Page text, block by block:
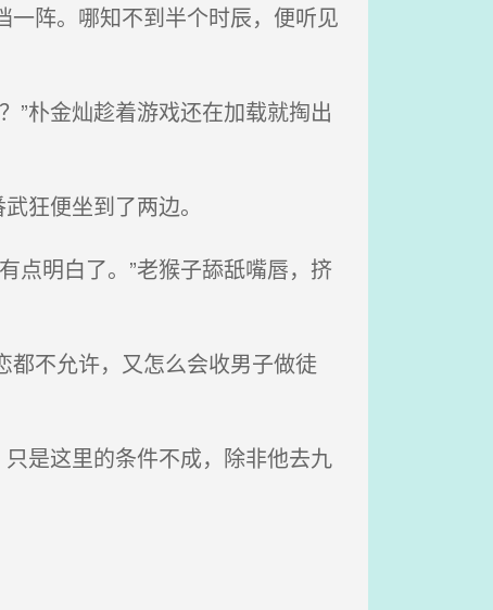
阵。哪知不到半个时辰，便听见
”朴金灿趁着游戏还在加载就掏出
狂便坐到了两边。
点明白了。”老猴子舔舐嘴唇，挤
不允许，又怎么会收男子做徒
是这里的条件不成，除非他去九